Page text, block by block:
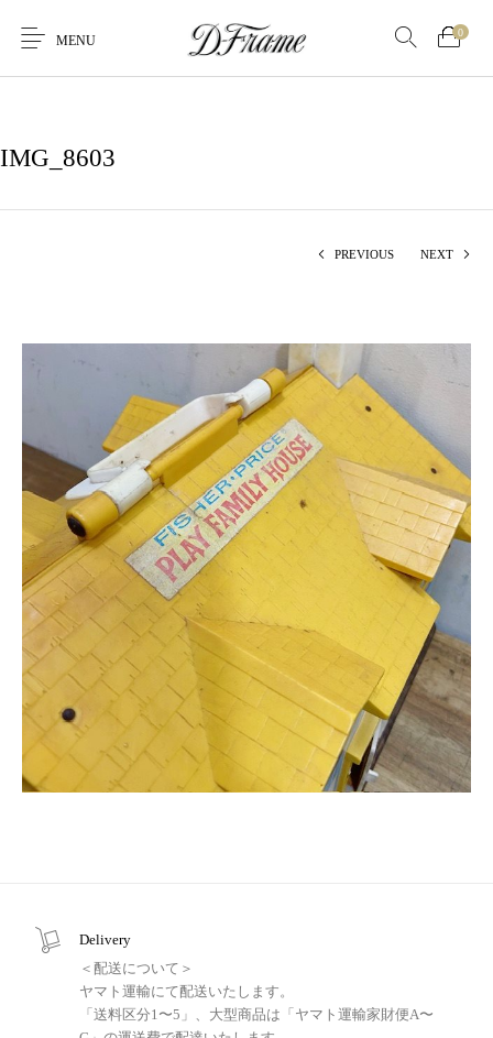
MENU
0
IMG_8603
PREVIOUS NEXT
Delivery
＜配送について＞
ヤマト運輸にて配送いたします。
「送料区分1〜5」、大型商品は「ヤマト運輸家財便A〜